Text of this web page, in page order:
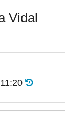
Vidal
11:20